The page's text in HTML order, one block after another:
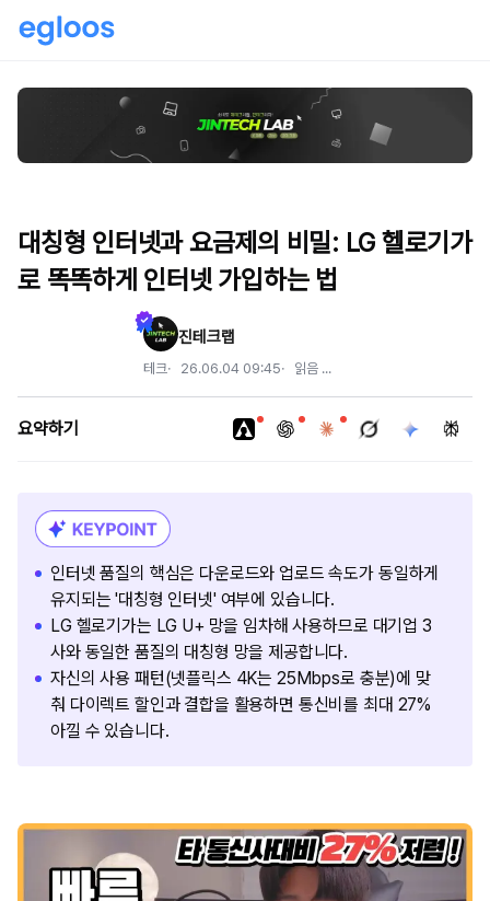
대칭형 인터넷과 요금제의 비밀: LG 헬로기가
로 똑똑하게 인터넷 가입하는 법
진테크랩
테크 26.06.04 09:45 읽음 ...
요약하기
인터넷 품질의 핵심은 다운로드와 업로드 속도가 동일하게
유지되는 '대칭형 인터넷' 여부에 있습니다.
LG 헬로기가는 LG U+ 망을 임차해 사용하므로 대기업 3
사와 동일한 품질의 대칭형 망을 제공합니다.
자신의 사용 패턴(넷플릭스 4K는 25Mbps로 충분)에 맞
춰 다이렉트 할인과 결합을 활용하면 통신비를 최대 27%
아낄 수 있습니다.